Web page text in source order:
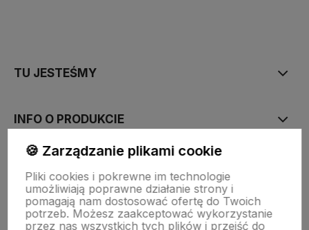
TU JESTEŚMY
INFO O PRODUKCIE
CRAFDECO PRO
🍪 Zarządzanie plikami cookie
Pliki cookies i pokrewne im technologie
umożliwiają poprawne działanie strony i
pomagają nam dostosować ofertę do Twoich
potrzeb. Możesz zaakceptować wykorzystanie
przez nas wszystkich tych plików i przejść do